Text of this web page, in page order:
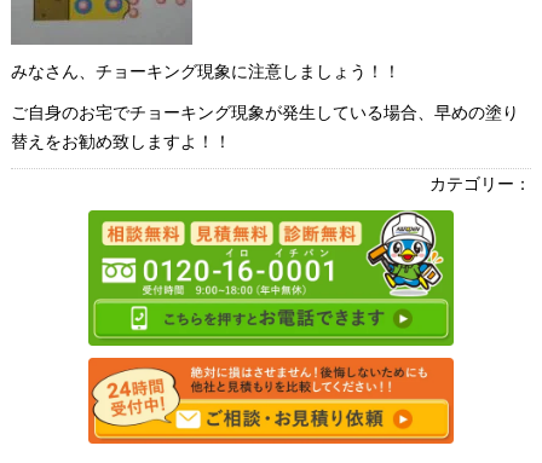
みなさん、チョーキング現象に注意しましょう！！
ご自身のお宅でチョーキング現象が発生している場合、早めの塗り
替えをお勧め致しますよ！！
カテゴリー：